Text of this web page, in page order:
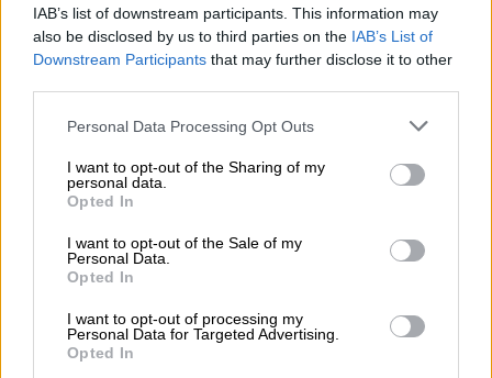
IAB’s list of downstream participants. This information may
also be disclosed by us to third parties on the IAB’s List of
Downstream Participants that may further disclose it to other
Please note that this website/app uses one or more Google
not limited to your visit or usage behaviour. You may click to
grant or deny consent to Google and its third-party tags to
use your data for below specified purposes in below Google
consent section.
Personal Data Processing Opt Outs
I want to opt-out of the Sharing of my
personal data.
Opted In
I want to opt-out of the Sale of my
Personal Data.
Opted In
I want to opt-out of processing my
Personal Data for Targeted Advertising.
Opted In
ΔΙΑΒΑΣΤΕ ΕΠΙΣΗΣ
Ελλάδα|06.07.2025 08:31
Τραγωδία στο Αγρίνιο:
Απανθρακώθηκε 21χρονος σε
τροχαίο - Στο νοσοκομείο 3 άτομα